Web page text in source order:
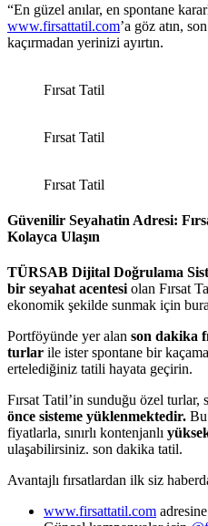
“En güzel anılar, en spontane
www.firsattatil.com’a göz atın,
kaçırmadan yerinizi ayırtın.
Fırsat Tatil
Fırsat Tatil
Fırsat Tatil
Güvenilir Seyahatin Adresi:
Kolayca Ulaşın
TÜRSAB Dijital Doğrulama
bir seyahat acentesiolan Fırsat
ekonomik şekilde sunmak için
Portföyünde yer alan son dakika
turlar ile ister spontane bir
ertelediğiniz tatili hayata geçirin.
Fırsat Tatil’in sunduğu özel turlar,
önce sisteme yüklenmektedir. Bu
fiyatlarla, sınırlı kontenjanlı
ulaşabilirsiniz. son dakika tatil.
Avantajlı fırsatlardan ilk siz
www.firsattatil.com